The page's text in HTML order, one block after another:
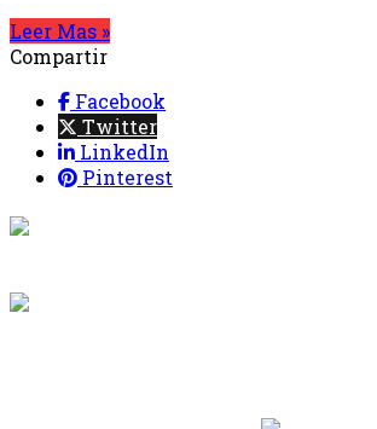
Leer Mas »
Compartir
Facebook
Twitter
LinkedIn
Pinterest